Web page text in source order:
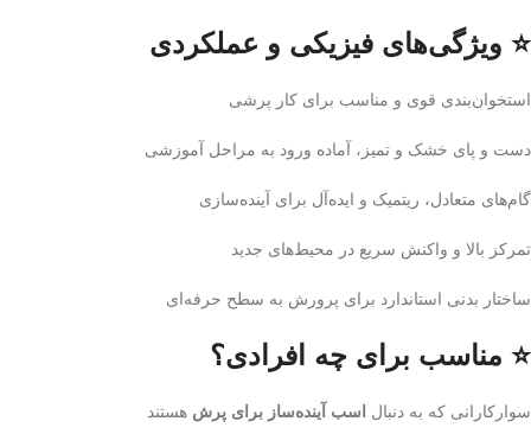
⭐ ویژگی‌های فیزیکی و عملکردی
استخوان‌بندی قوی و مناسب برای کار پرشی
دست و پای خشک و تمیز، آماده ورود به مراحل آموزشی
گام‌های متعادل، ریتمیک و ایده‌آل برای آینده‌سازی
تمرکز بالا و واکنش سریع در محیط‌های جدید
ساختار بدنی استاندارد برای پرورش به سطح حرفه‌ای
⭐ مناسب برای چه افرادی؟
سوارکارانی که به دنبال اسب آینده‌ساز برای پرش هستند